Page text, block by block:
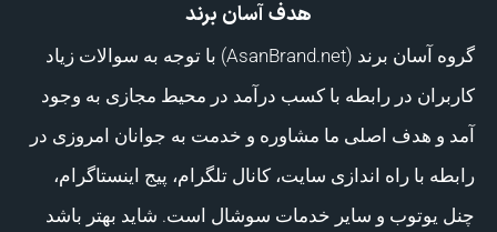
هدف آسان برند
گروه آسان برند (AsanBrand.net) با توجه به سوالات زیاد
کاربران در رابطه با کسب درآمد در محیط مجازی به وجود
آمد و هدف اصلی ما مشاوره و خدمت به جوانان امروزی در
رابطه با راه اندازی سایت، کانال تلگرام، پیج اینستاگرام،
چنل یوتوب و سایر خدمات سوشال است. شاید بهتر باشد